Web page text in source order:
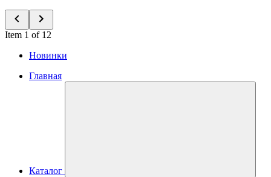
Item 1 of 12
Новинки
Главная
Каталог